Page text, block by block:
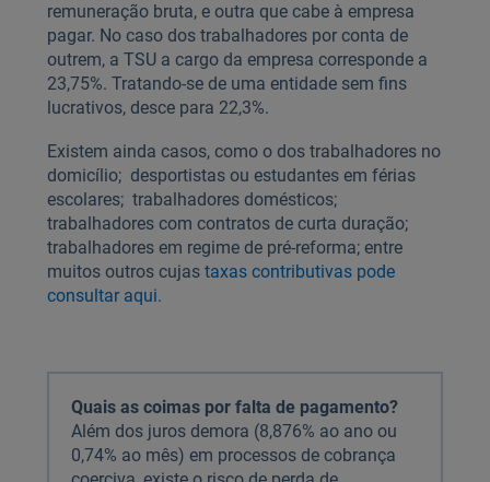
remuneração bruta, e outra que cabe à empresa
pagar. No caso dos trabalhadores por conta de
outrem, a TSU a cargo da empresa corresponde a
23,75%. Tratando-se de uma entidade sem fins
lucrativos, desce para 22,3%.
Existem ainda casos, como o dos trabalhadores no
domicílio; desportistas ou estudantes em férias
escolares; trabalhadores domésticos;
trabalhadores com contratos de curta duração;
trabalhadores em regime de pré-reforma; entre
muitos outros cujas taxas contributivas pode
consultar aqui.
Quais as coimas por falta de pagamento?
Além dos juros demora (8,876% ao ano ou
0,74% ao mês) em processos de cobrança